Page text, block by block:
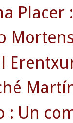
Placer
: Un